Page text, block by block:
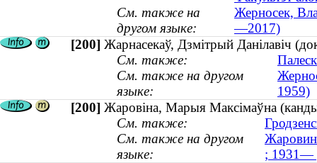
См. также на
другом языке:
Жерносек,
—2017)
[200] Жарнасекаў, Дзмітрый Данілавіч
См. также:
См. также на другом
языке:
1959)
[200] Жаровіна, Марыя Максімаўна
См. также:
См. также на другом
языке:
; 1931—